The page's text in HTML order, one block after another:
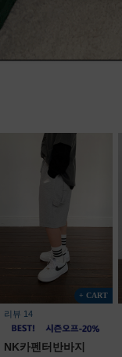
+ CART
리뷰 14
NK카펜터반바지